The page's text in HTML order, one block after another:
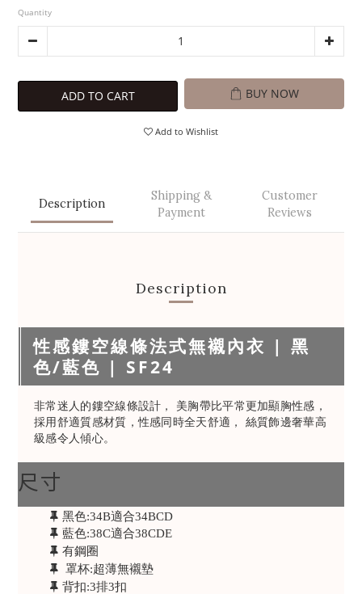
Quantity
ADD TO CART BUY NOW
Add to Wishlist
Description
Shipping &
Payment
Customer
Reviews
Description
性感鏤空線條法式無襯內衣 | 黑
色/藍色 | SF24
非常迷人的鏤空線條設計， 美胸帶比平常更加顯胸性感，
採用舒適質感材質，性感同時全天舒適， 絲質飾邊奢華高
級感令人傾心。
尺寸
黑色:34B適合34BCD
藍色:38C適合38CDE
有鋼圈
罩杯:超薄無襯墊
背扣:3排3扣